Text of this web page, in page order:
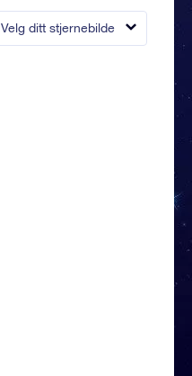
Velg ditt stjernebilde